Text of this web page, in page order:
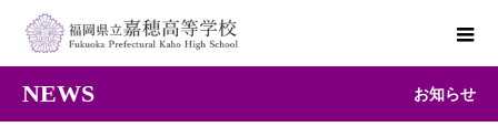
NEWS お知らせ